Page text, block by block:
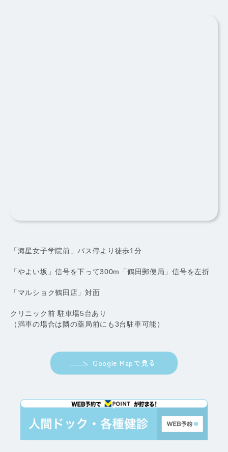
「海星女子学院前」バス停より徒歩1分
「やよい坂」信号を下って300m「鶴田郵便局」信号を左折
「マルショク鶴田店」対面
クリニック前 駐車場5台あり
（満車の場合は隣の薬局前にも3台駐車可能）
Google Mapで見る